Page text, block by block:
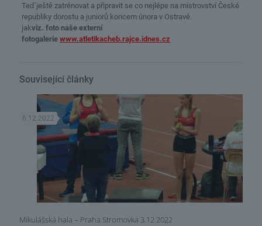
Ted´ještě zatrénovat a připravit se co nejlépe na mistrovství České
republiky dorostu a juniorů koncem února v Ostravě.
jakviz. foto naše externí
fotogalerie www.atletikacheb.rajce.idnes.cz
Související články
6.12.2022
Mikulášská hala – Praha Stromovka 3.12.2022